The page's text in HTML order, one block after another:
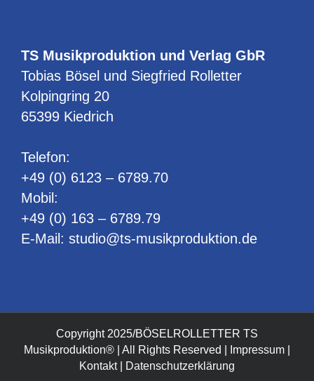
TS Musikproduktion und Verlag GbR
Tobias Bösel und Siegfried Rolletter
Kolpingring 20
65399 Kiedrich
Telefon:
+49 (0) 6123 – 6789.70
Mobil:
+49 (0) 163 – 6789.79
E-Mail: studio@ts-musikproduktion.de
Copyright 2025/BÖSELROLLETTER TS
Musikproduktion® | All Rights Reserved |
Impressum
Kontakt| Datenschutzerklärung